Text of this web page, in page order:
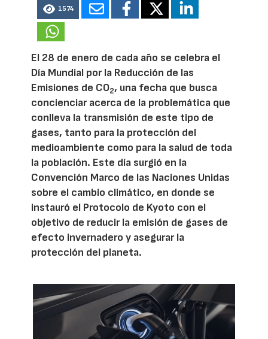
1574
El 28 de enero de cada año se celebra el
Día Mundial por la Reducción de las
Emisiones de CO2, una fecha que busca
concienciar acerca de la problemática que
conlleva la transmisión de este tipo de
gases, tanto para la protección del
medioambiente como para la salud de toda
la población. Este día surgió en la
Convención Marco de las Naciones Unidas
sobre el cambio climático, en donde se
instauró el Protocolo de Kyoto con el
objetivo de reducir la emisión de gases de
efecto invernadero y asegurar la
protección del planeta.